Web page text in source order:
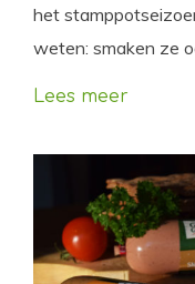
het
weten: smaken ze
Lees meer